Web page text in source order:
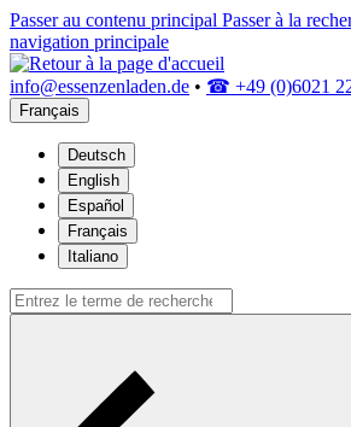
Passer au contenu principal Passer à la
navigation principale
info@essenzenladen.de • ☎ +49 (0)6021
Français
Deutsch
English
Español
Français
Italiano